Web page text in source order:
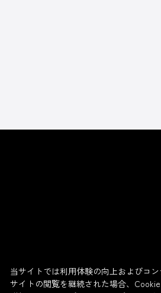
当サイトでは利用体験の向上およびコ
サイトの閲覧を継続された場合、